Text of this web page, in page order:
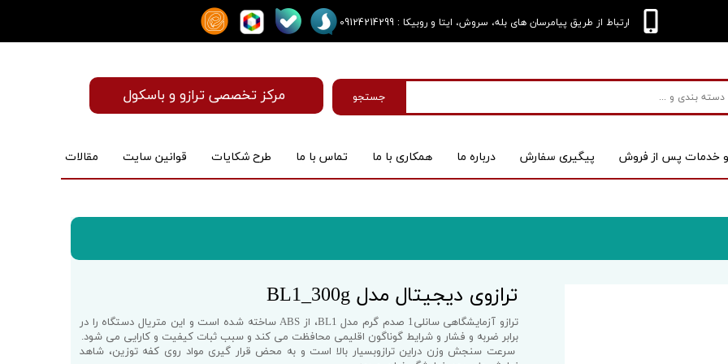
ارتباط از طریق پیامرسان های بله، سروش، ایتا و روبیکا : 09124214299
جستجو مرکز تخصصی ترازو و باسکول
کیس
و خدمات پس از فروش پیگیری سفارش درباره‌ ما همکاری با ما تماس با ما طرح شکایات قوانین سایت مقالات
ترازوی دیجیتال مدل BL1_300g
ترازو آزمایشگاهی سانلی1 صدم گرم مدل BL1، از ABS ساخته شده است و این متریال دستگاه را در
برابر ضربه و فشار و شرایط گوناگون اقلیمی محافظت می کند و سبب ثبات کیفیت و کارایی می شود.
سرعت سنجش وزن دراین ترازوبسیار بالا است و به محض قرار گیری مواد روی کفه توزین، شاهد